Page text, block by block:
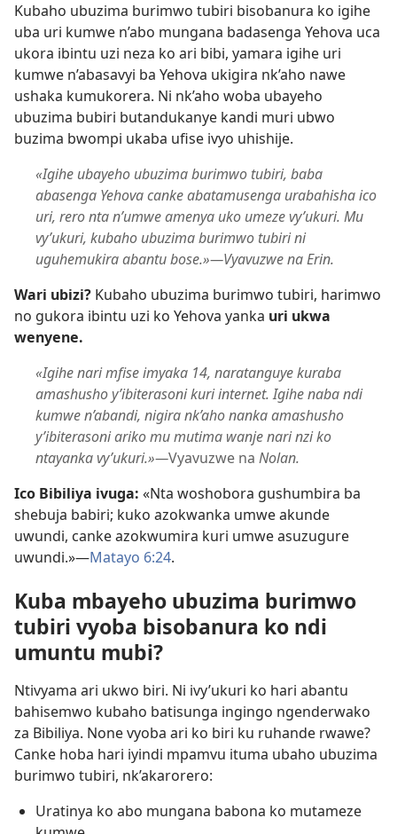
Kubaho ubuzima burimwo tubiri bisobanura ko igihe
uba uri kumwe n’abo mungana badasenga Yehova uca
ukora ibintu uzi neza ko ari bibi, yamara igihe uri
kumwe n’abasavyi ba Yehova ukigira nk’aho nawe
ushaka kumukorera. Ni nk’aho woba ubayeho
ubuzima bubiri butandukanye kandi muri ubwo
buzima bwompi ukaba ufise ivyo uhishije.
«Igihe ubayeho ubuzima burimwo tubiri, baba
abasenga Yehova canke abatamusenga urabahisha ico
uri, rero nta n’umwe amenya uko umeze vy’ukuri. Mu
vy’ukuri, kubaho ubuzima burimwo tubiri ni
uguhemukira abantu bose.»​—Vyavuzwe na Erin.
Wari ubizi? Kubaho ubuzima burimwo tubiri, harimwo
no gukora ibintu uzi ko Yehova yanka uri ukwa
wenyene.
«Igihe nari mfise imyaka 14, naratanguye kuraba
amashusho y’ibiterasoni kuri internet. Igihe naba ndi
kumwe n’abandi, nigira nk’aho nanka amashusho
y’ibiterasoni ariko mu mutima wanje nari nzi ko
ntayanka vy’ukuri.»​—Vyavuzwe na Nolan.
Ico Bibiliya ivuga: «Nta woshobora gushumbira ba
shebuja babiri; kuko azokwanka umwe akunde
uwundi, canke azokwumira kuri umwe asuzugure
uwundi.»​—Matayo 6:24.
Kuba mbayeho ubuzima burimwo
tubiri vyoba bisobanura ko ndi
umuntu mubi?
Ntivyama ari ukwo biri. Ni ivy’ukuri ko hari abantu
bahisemwo kubaho batisunga ingingo ngenderwako
za Bibiliya. None vyoba ari ko biri ku ruhande rwawe?
Canke hoba hari iyindi mpamvu ituma ubaho ubuzima
burimwo tubiri, nk’akarorero:
Uratinya ko abo mungana babona ko mutameze